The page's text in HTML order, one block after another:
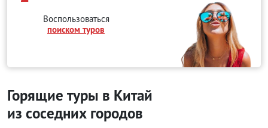
Воспользоваться
поиском туров
Горящие туры в Китай
из соседних городов